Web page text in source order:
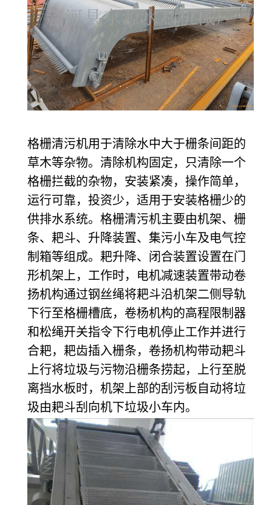
格栅清污机用于清除水中大于栅条间距的
草木等杂物。清除机构固定，只清除一个
格栅拦截的杂物，安装紧凑，操作简单，
运行可靠，投资少，适用于安装格栅少的
供排水系统。格栅清污机主要由机架、栅
条、耙斗、升降装置、集污小车及电气控
制箱等组成。耙升降、闭合装置设置在门
形机架上，工作时，电机减速装置带动卷
扬机构通过钢丝绳将耙斗沿机架二侧导轨
下行至格栅槽底，卷杨机构的高程限制器
和松绳开关指令下行电机停止工作并进行
合耙，耙齿插入栅条，卷扬机构带动耙斗
上行将垃圾与污物沿栅条捞起，上行至脱
离挡水板时，机架上部的刮污板自动将垃
圾由耙斗刮向机下垃圾小车内。